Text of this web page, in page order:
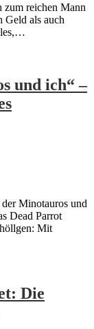
zum reichen Mann
Geld als auch
und ich“ –
Minotauros und
Dead Parrot
Mit
Die